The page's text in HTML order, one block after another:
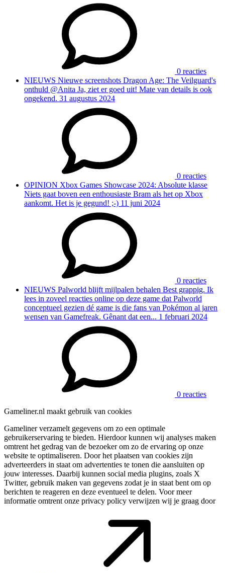
0 reacties
NIEUWS Nieuwe screenshots Dragon Age: The Veilguard's
onthuld @Anita Ja, ziet er goed uit! Mate van details is ook
ongekend. 31 augustus 2024
0 reacties
OPINION Xbox Games Showcase 2024: Absolute klasse
Niets gaat boven een enthousiaste Bram als het op Xbox
aankomt. Het is je gegund! ;-) 11 juni 2024
0 reacties
NIEUWS Palworld blijft mijlpalen behalen Best grappig. Ik
lees in zoveel reacties online op deze game dat Palworld
conceptueel gezien dé game is die fans van Pokémon al jaren
wensen van Gamefreak. Gênant dat een... 1 februari 2024
0 reacties
Gameliner.nl maakt gebruik van cookies
Gameliner verzamelt gegevens om zo een optimale
gebruikerservaring te bieden. Hierdoor kunnen wij analyses maken
omtrent het gedrag van de bezoeker om zo de ervaring op onze
website te optimaliseren. Door het plaatsen van cookies zijn
adverteerders in staat om advertenties te tonen die aansluiten op
jouw interesses. Daarbij kunnen social media plugins, zoals X
Twitter, gebruik maken van gegevens zodat je in staat bent om op
berichten te reageren en deze eventueel te delen. Voor meer
informatie omtrent onze privacy policy verwijzen wij je graag door